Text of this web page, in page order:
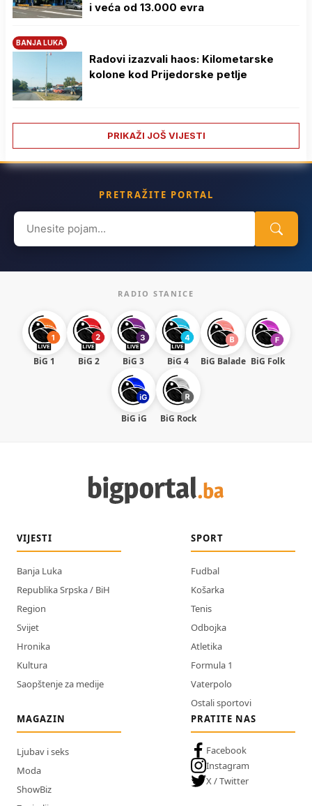
i veća od 13.000 evra
BANJA LUKA
Radovi izazvali haos: Kilometarske
kolone kod Prijedorske petlje
PRIKAŽI JOŠ VIJESTI
PRETRAŽITE PORTAL
Search
for:
RADIO STANICE
BiG 1 BiG 2 BiG 3 BiG 4 BiG Balade BiG Folk
BiG iG BiG Rock
VIJESTI
Banja Luka
Republika Srpska / BiH
Region
Svijet
Hronika
Kultura
Saopštenje za medije
SPORT
Fudbal
Košarka
Tenis
Odbojka
Atletika
Formula 1
Vaterpolo
Ostali sportovi
MAGAZIN
Ljubav i seks
Moda
ShowBiz
PRATITE NAS
Facebook
Instagram
X / Twitter